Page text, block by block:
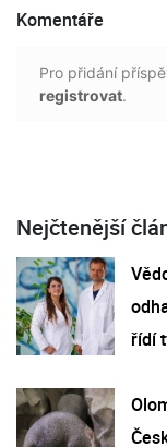
Komentáře
Pro přidání
registrovat.
Nejčtenější
řídí